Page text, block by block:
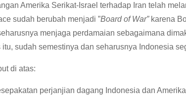
Amerika Serikat-Israel terhadap Iran telah
sudah berubah menjadi ”Board of War”karena
menjaga perdamaian sebagaimana
sudah semestinya dan seharusnya Indonesia
di atas:
perjanjian dagang Indonesia dan